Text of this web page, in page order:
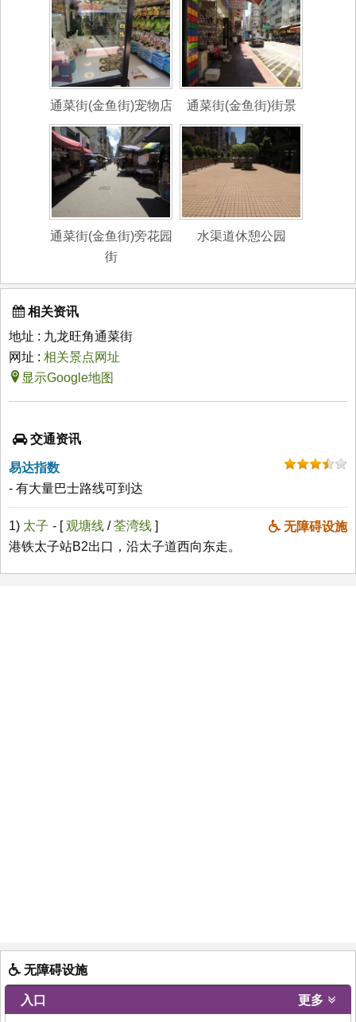
通菜街(金鱼街)宠物店 通菜街(金鱼街)街景
通菜街(金鱼街)旁花园
街
水渠道休憩公园
相关资讯
地址 : 九龙旺角通菜街
网址 : 相关景点网址
显示Google地图
交通资讯
易达指数
- 有大量巴士路线可到达
1) 太子 无障碍设施
- [观塘线 /荃湾线 ]
港铁太子站B2出口，沿太子道西向东走。
无障碍设施
入口 更多